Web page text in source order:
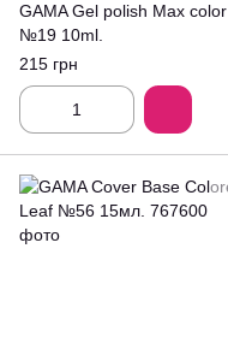
GAMA Gel polish Max color
№19 10ml.
215 грн